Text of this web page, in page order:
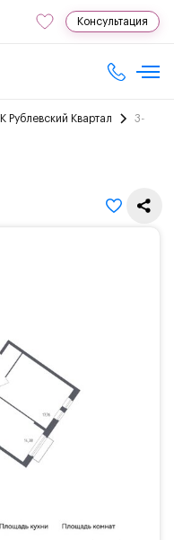
Консультация
Рублевский Квартал
3-